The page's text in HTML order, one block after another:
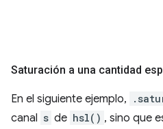
Saturación a una cantidad
En el siguiente ejemplo,
canal s de hsl() , sino que